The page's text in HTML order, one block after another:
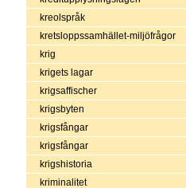
kreolspråk
kretsloppssamhället-miljöfrågor
krig
krigets lagar
krigsaffischer
krigsbyten
krigsfångar
krigsfångar
krigshistoria
kriminalitet